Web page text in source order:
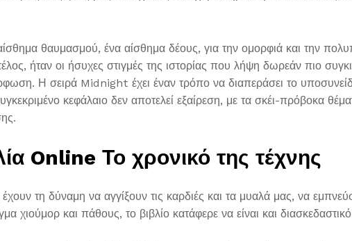
θαυμασμού, ένα αίσθημα δέους, για την ομορφιά και την
ήταν οι ήσυχες στιγμές της ιστορίας που λήψη δωρεάν πιο
Η σειρά Midnight έχει έναν τρόπο να διαπεράσει το
κεφάλαιο δεν αποτελεί εξαίρεση, με τα σκέι-πρόβοκα
Online Το χρονικό της τέχνης
έχουν τη δύναμη να αγγίξουν τις καρδιές και τα μυαλά μας, να
χιούμορ και πάθους, το βιβλίο κατάφερε να είναι και